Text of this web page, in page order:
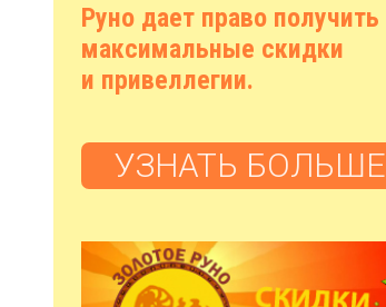
Руно дает право получить
максимальные скидки
и привеллегии.
УЗНАТЬ БОЛЬШЕ